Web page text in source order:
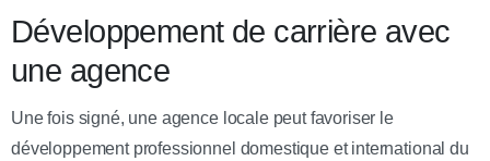
Développement de carrière avec
une agence
Une fois signé, une agence locale peut favoriser le
développement professionnel domestique et international du